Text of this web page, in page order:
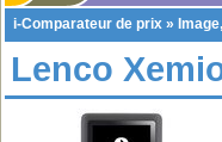
i-Comparateur de prix »
Lenco